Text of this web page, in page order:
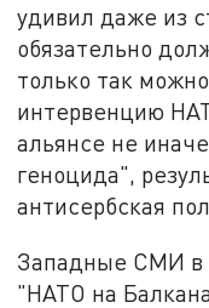
удивил даже из
обязательно
только так
интервенцию
альянсе не
геноцида",
антисербская
Западные СМИ в
"НАТО на